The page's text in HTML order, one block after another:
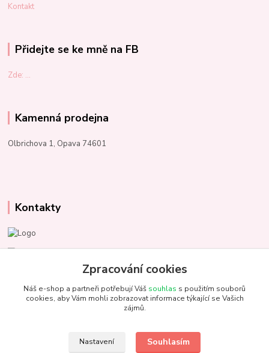
Kontakt
Přidejte se ke mně na FB
Zde: ...
Kamenná prodejna
Olbrichova 1, Opava 74601
Kontakty
Marcela Kupková
+420 731 153 484
info@unezbednychklubicek.cz
Zpracování cookies
Náš e-shop a partneři potřebují Váš souhlas s použitím souborů
cookies, aby Vám mohli zobrazovat informace týkající se Vašich
zájmů.
Nastavení Souhlasím